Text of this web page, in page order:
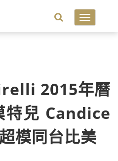
Toggle
2015年曆
特兒 Candice
模同台比美